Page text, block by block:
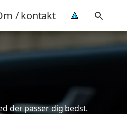
/ kontakt
der passer dig bedst.